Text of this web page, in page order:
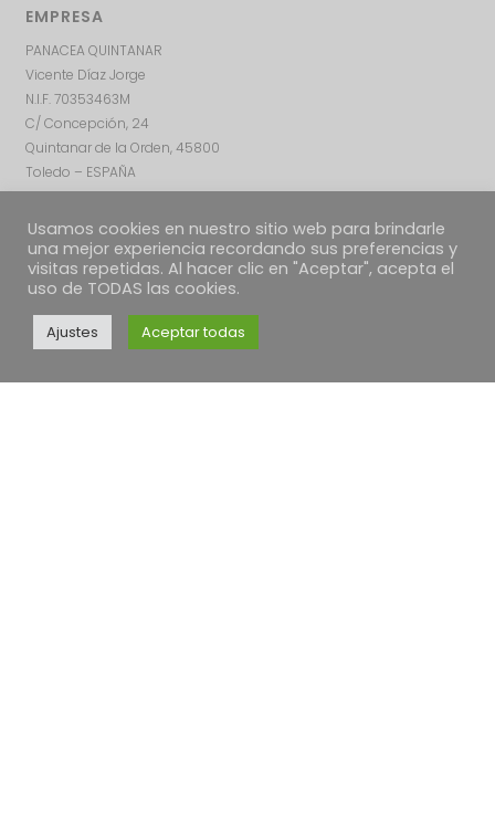
EMPRESA
PANACEA QUINTANAR
Vicente Díaz Jorge
N.I.F. 70353463M
C/ Concepción, 24
Quintanar de la Orden, 45800
Toledo – ESPAÑA
Usamos cookies en nuestro sitio web para brindarle
una mejor experiencia recordando sus preferencias y
visitas repetidas. Al hacer clic en "Aceptar", acepta el
uso de TODAS las cookies.
Ajustes Aceptar todas